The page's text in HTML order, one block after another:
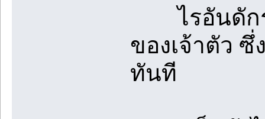
ไรอันดักร
ของเจ้าตัว
ทันที